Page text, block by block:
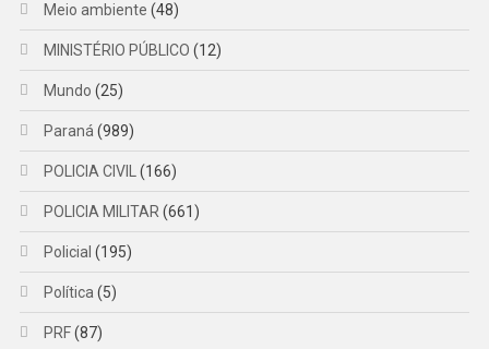
Meio ambiente (48)
MINISTÉRIO PÚBLICO (12)
Mundo (25)
Paraná (989)
POLICIA CIVIL (166)
POLICIA MILITAR (661)
Policial (195)
Política (5)
PRF(87)